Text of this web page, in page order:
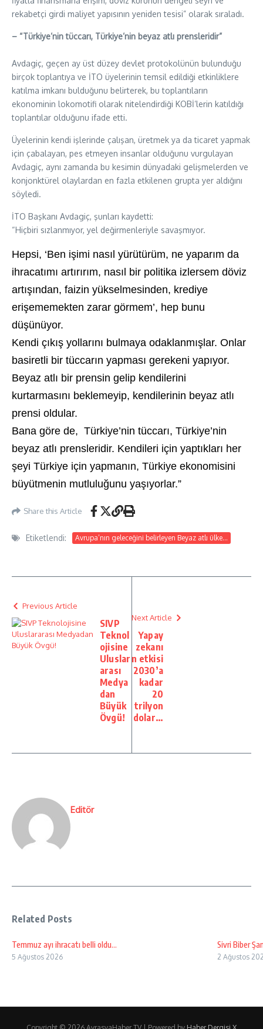
rekabetçi girdi maliyet yapısının yeniden tesisi” olarak sıraladı.
– “Türkiye’nin tüccarı, Türkiye’nin beyaz atlı prensleridir”
Avdagiç, geçen ay üst düzey devlet protokolünün bulunduğu
birçok toplantıya ve İTO üyelerinin temsil edildiği etkinliklere
katılma imkanı bulduğunu belirterek, bu toplantıların
ekonominin lokomotifi olarak nitelendirdiği KOBİ’lerin katıldığı
toplantılar olduğunu ifade etti.
Üyelerinin kendi işlerinde çalışan, üretmek ya da ticaret yapmak
için çabalayan, pes etmeyen insanlar olduğunu vurgulayan
Avdagiç, aynı zamanda bu kesimin dünyadaki gelişmelerden ve
konjonktürel olaylardan en fazla etkilenen grupta yer aldığını
söyledi.
İTO Başkanı Avdagiç, şunları kaydetti:
“Hiçbiri sızlanmıyor, yel değirmenleriyle savaşmıyor.
Hepsi, ‘Ben işimi nasıl yürütürüm, ne yaparım da
ihracatımı artırırım, nasıl bir politika izlersem döviz
artışından, faizin yükselmesinden, krediye
erişememekten zarar görmem’, hep bunu
düşünüyor.
Kendi çıkış yollarını bulmaya odaklanmışlar. Onlar
basiretli bir tüccarın yapması gerekeni yapıyor.
Beyaz atlı bir prensin gelip kendilerini
kurtarmasını beklemeyip, kendilerinin beyaz atlı
prensi oldular.
Bana göre de, Türkiye’nin tüccarı, Türkiye’nin
beyaz atlı prensleridir. Kendileri için yaptıkları her
şeyi Türkiye için yapmanın, Türkiye ekonomisini
büyütmenin mutluluğunu yaşıyorlar.”
Share this Article
Etiketlendi: Avrupa’nın geleceğini belirleyen Beyaz atlı ülke...
Previous Article
SIVP
Teknol
ojisine
Uluslar
arası
Medya
dan
Büyük
Övgü!
Next Article
Yapay
zekanı
n etkisi
2030’a
kadar
20
trilyon
dolar…
Editör
Related Posts
Temmuz ayı ihracatı belli oldu…
5 Ağustos 2026
Sivri Biber
2 Ağustos